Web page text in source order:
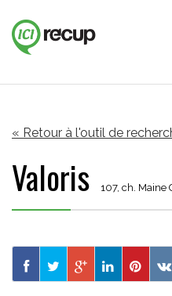
« Retour à l'outil de
Valoris 107, ch. Maine